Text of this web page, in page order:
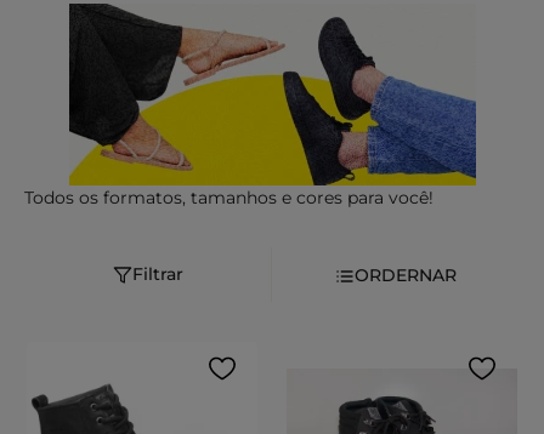
Todos os formatos, tamanhos e cores para você!
Filtrar